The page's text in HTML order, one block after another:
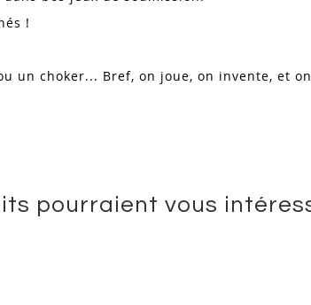
!
un choker... Bref, on joue, on invente, et
pourraient vous